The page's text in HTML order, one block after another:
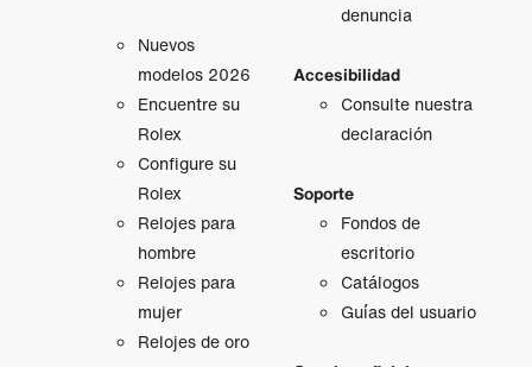
Nuevos
modelos 2026
Encuentre su
Rolex
Configure su
Rolex
Relojes para
hombre
Relojes para
mujer
Relojes de oro
denuncia
Accesibilidad
Consulte nuestra
declaración
Soporte
Fondos de
escritorio
Catálogos
Guías del usuario